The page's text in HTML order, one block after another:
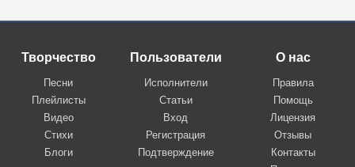
Творчество
Песни
Плейлисты
Видео
Стихи
Блоги
Пользователи
Исполнители
Статьи
Вход
Регистрация
Подтверждение
О нас
Правила
Помощь
Лицензия
Отзывы
Контакты